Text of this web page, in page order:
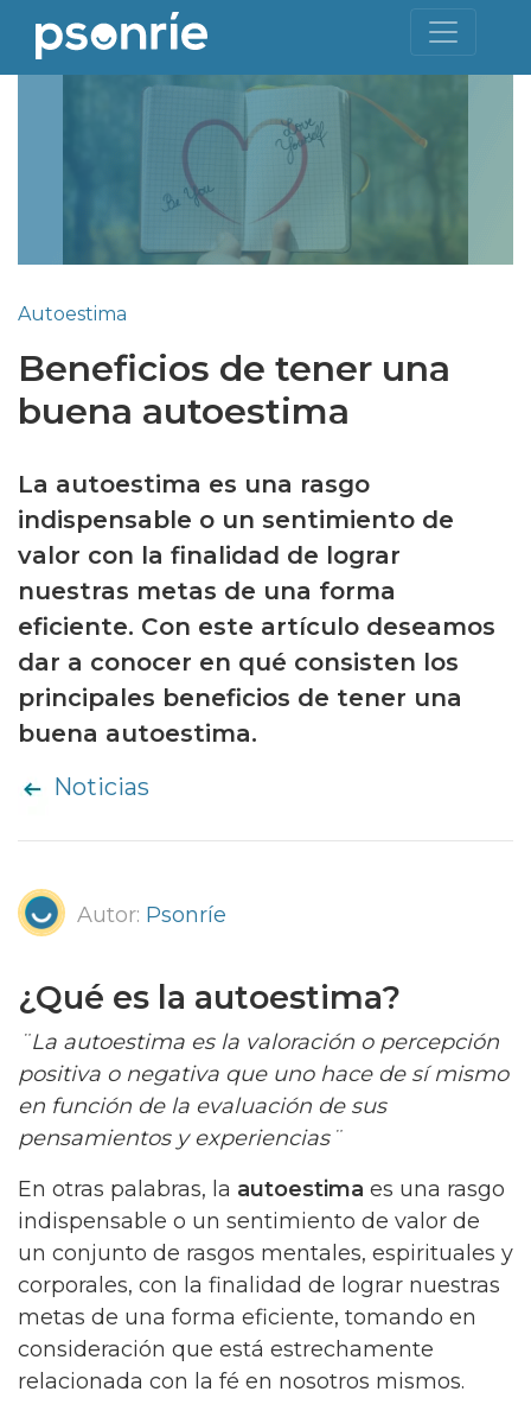
Autoestima
Beneficios de tener una
buena autoestima
La autoestima es una rasgo
indispensable o un sentimiento de
valor con la finalidad de lograr
nuestras metas de una forma
eficiente. Con este artículo deseamos
dar a conocer en qué consisten los
principales beneficios de tener una
buena autoestima.
Noticias
Autor: Psonríe
¿Qué es la autoestima?
¨La autoestima es la valoración o percepción
positiva o negativa que uno hace de sí mismo
en función de la evaluación de sus
pensamientos y experiencias¨
En otras palabras, la autoestima es una rasgo
indispensable o un sentimiento de valor de
un conjunto de rasgos mentales, espirituales y
corporales, con la finalidad de lograr nuestras
metas de una forma eficiente, tomando en
consideración que está estrechamente
relacionada con la fé en nosotros mismos.